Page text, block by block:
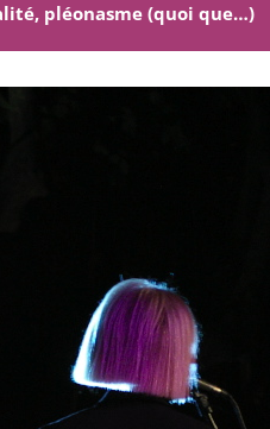
pléonasme (quoi que…)